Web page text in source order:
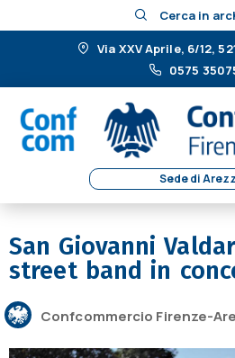
Cerca in
Via XXV Aprile, 6/12,
0575
Sede di
San Giovanni
street band in
Confcommercio Firenze-